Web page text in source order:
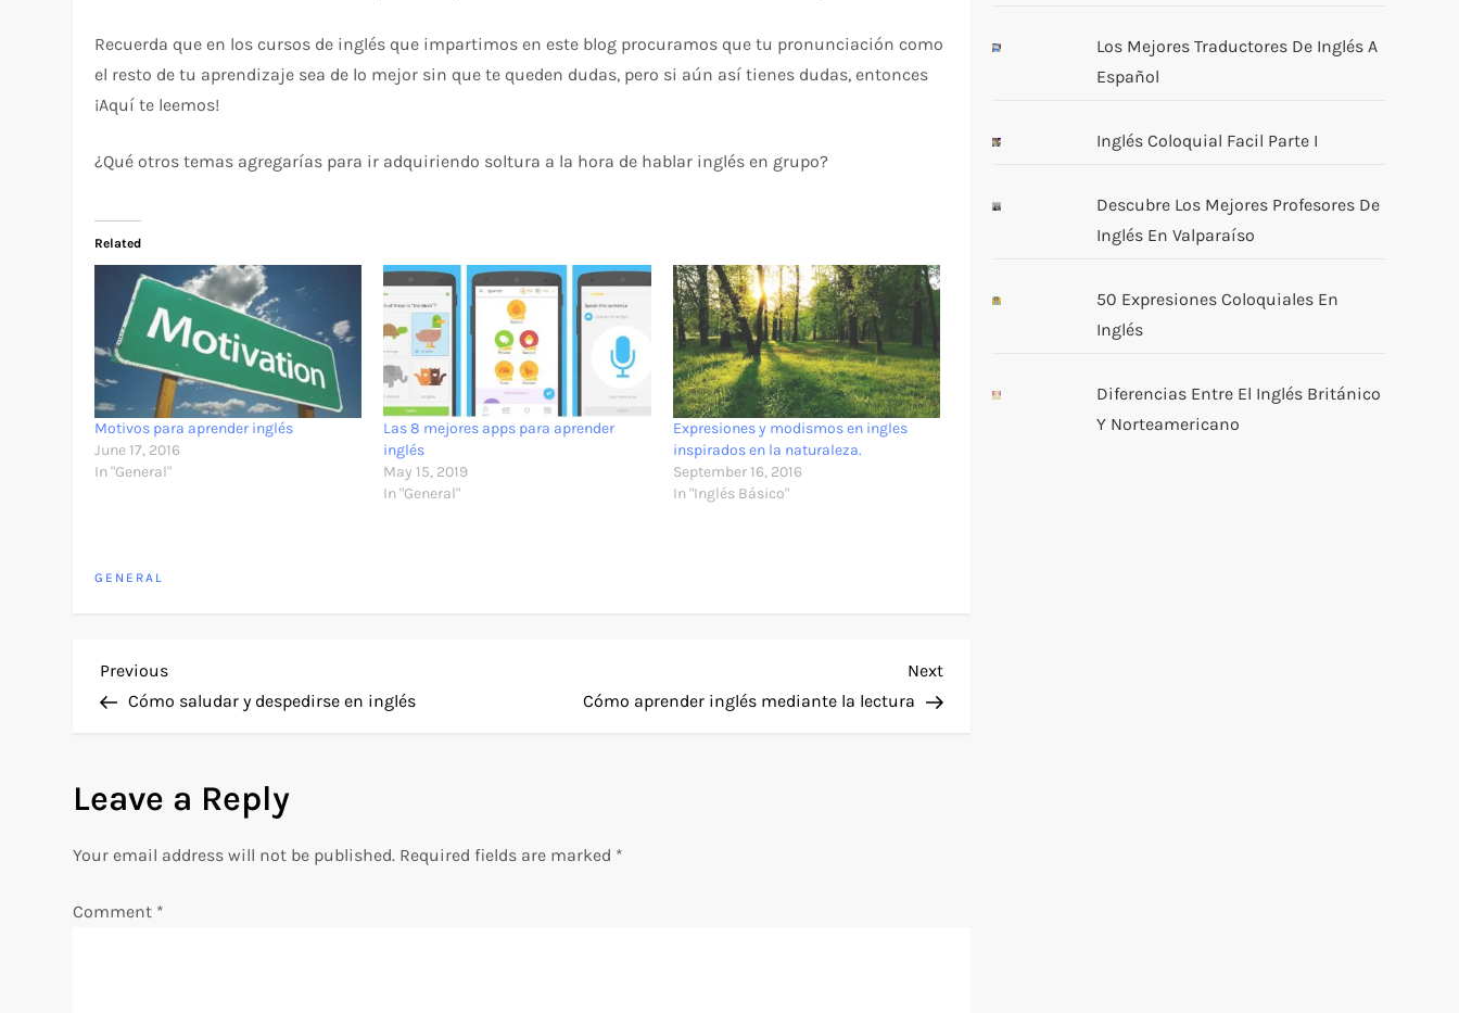
Recuerda que en los cursos de inglés que impartimos en este blog procuramos que tu pronunciación como
el resto de tu aprendizaje sea de lo mejor sin que te queden dudas, pero si aún así tienes dudas, entonces
¡Aquí te leemos!
¿Qué otros temas agregarías para ir adquiriendo soltura a la hora de hablar inglés en grupo?
Related
Motivos para aprender inglés
June 17, 2016
In "General"
Las 8 mejores apps para aprender
inglés
May 15, 2019
In "General"
Expresiones y modismos en ingles
inspirados en la naturaleza.
September 16, 2016
In "Inglés Básico"
GENERAL
P
s
Previous
Post
Previous
Cómo saludar y despedirse en inglés
Next
Post
Next
Cómo aprender inglés mediante la lectura
Leave a Reply
Your email address will not be published. Required fields are marked *
Comment *
Los Mejores Traductores De Inglés A
Español
Inglés Coloquial Facil Parte I
Descubre Los Mejores Profesores De
Inglés En Valparaíso
50 Expresiones Coloquiales En
Inglés
Diferencias Entre El Inglés Británico
Y Norteamericano